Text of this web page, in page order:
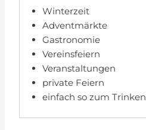
Winterzeit
Adventmärkte
Gastronomie
Vereinsfeiern
Veranstaltungen
private Feiern
einfach so zum Trinken